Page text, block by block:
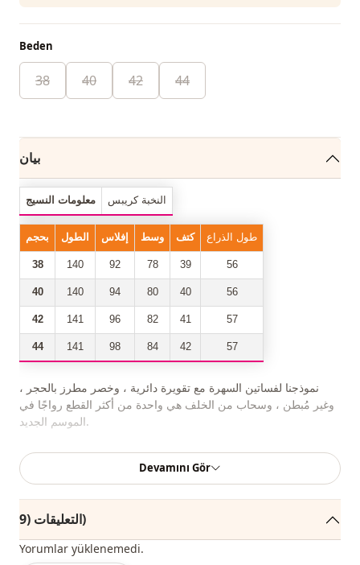
Beden
38 40 42 44
بيان
معلومات النسيج النخبة كريبس
بحجم الطول إفلاس وسط كتف طول الذراع
38 140 92 78 39 56
40 140 94 80 40 56
42 141 96 82 41 57
44 141 98 84 42 57
نموذجنا لفساتين السهرة مع تقويرة دائرية ، وخصر مطرز بالحجر ،
وغير مُبطن ، وسحاب من الخلف هي واحدة من أكثر القطع رواجًا في
الموسم الجديد.
يمكنك بسهولة شرائه بحملة وبسعر مخفض واستخدامه بسهولة في
الحجاب ، فستان سهرة مريح ، فستان سهرة التخرج ، فستان سهرة
الخطوبة ، فستان سهرة الزفاف ، فستان سهرة مطرز بالحجر.
Devamını Gör
التعليقات (9)
Yorumlar yüklenemedi.